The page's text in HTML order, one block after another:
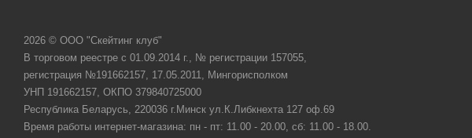
2026 © ООО "Скейтинг клуб"
В торговом реестре с 01.09.2014 г., № регистрации 157055,
регистрация №191662157, 17.05.2011, Мингорисполком
УНП 191662157, ОКПО 379840725000
Республика Беларусь, 220036 г.Минск ул.К.Либкнехта 127 оф.69
Время работы интернет-магазина: пн - пт: 11.00 - 20.00, сб: 11.00 - 18.00.